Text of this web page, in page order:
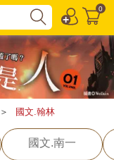
0
＞ 國文.翰林
國文.南一